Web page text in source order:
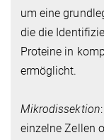
um eine
die die
Proteine in
ermöglicht.
Mikrodissektion
einzelne Zellen